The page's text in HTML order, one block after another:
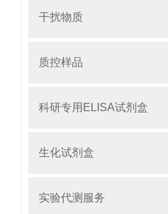
干扰物质
质控样品
科研专用ELISA试剂盒
生化试剂盒
实验代测服务